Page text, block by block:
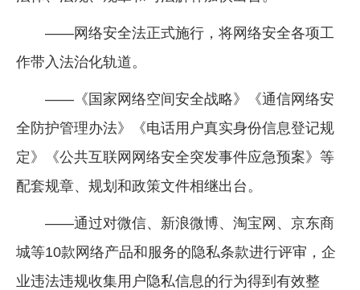
——网络安全法正式施行，将网络安全各项工
作带入法治化轨道。
——《国家网络空间安全战略》《通信网络安
全防护管理办法》《电话用户真实身份信息登记规
定》《公共互联网网络安全突发事件应急预案》等
配套规章、规划和政策文件相继出台。
——通过对微信、新浪微博、淘宝网、京东商
城等10款网络产品和服务的隐私条款进行评审，企
业违法违规收集用户隐私信息的行为得到有效整